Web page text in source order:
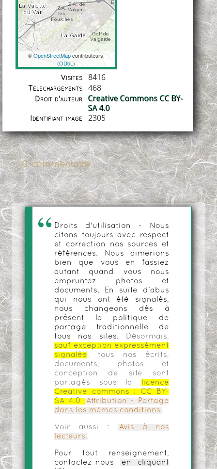
Coordonnées
©OpenStreetMapcontributeurs,
(ODbL)
Visites 8416
Téléchargements 468
Droit d'auteur
Creative Commons CC BY-
SA 4.0
Identifiant image 2305
0 commentaire
Droits d'utilisation - Nous
citons toujours avec respect
et correction nos sources et
références. Nous aimerions
bien que vous en fassiez
autant quand vous nous
empruntez photos et
documents. En suite d'abus
qui nous ont été signalés,
nous changeons dès à
présent la politique de
partage traditionnelle de
tous nos sites.
Désormais,
sauf exception expressément
signalée, tous nos écrits,
documents, photos et
conception de site sont
partagés sous la
licence
Creative commons :
CC BY-
SA 4.0
Attribution - Partage
dans les mêmes conditions .
Voir aussi :
Avis à nos
lecteurs .
Pour tout renseignement,
contactez-nous
en cliquant